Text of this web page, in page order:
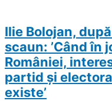
Ilie Bolojan,
scaun: ’Când în
României,
partid şi
existe’